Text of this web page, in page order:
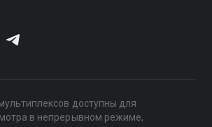
доступны для
в непрерывном режиме,